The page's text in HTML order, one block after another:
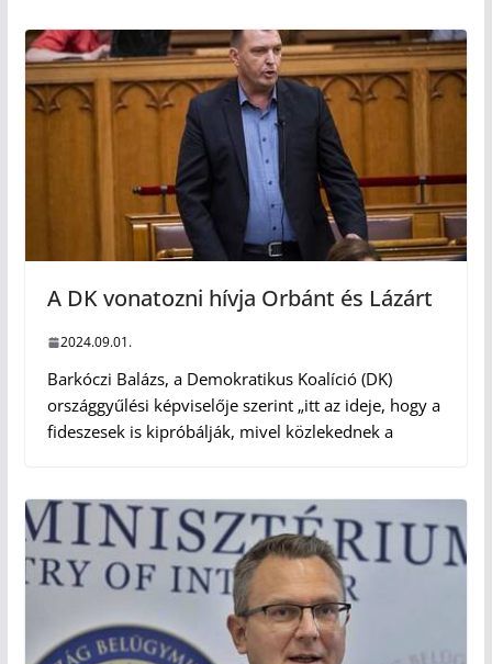
A DK vonatozni hívja Orbánt és Lázárt
2024.09.01.
Barkóczi Balázs, a Demokratikus Koalíció (DK)
országgyűlési képviselője szerint „itt az ideje, hogy a
fideszesek is kipróbálják, mivel közlekednek a